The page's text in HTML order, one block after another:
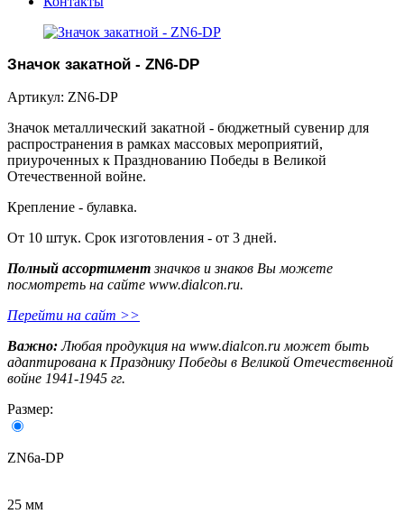
Значок закатной - ZN6-DP
Артикул: ZN6-DP
Значок металлический закатной - бюджетный сувенир для
распространения в рамках массовых мероприятий,
приуроченных к Празднованию Победы в Великой
Отечественной войне.
Крепление - булавка.
От 10 штук. Срок изготовления - от 3 дней.
Полный ассортиментзначков и знаков Вы можете
посмотреть на сайте www.dialcon.ru.
Перейти на сайт >>
Важно:Любая продукция на www.dialcon.ru может быть
адаптирована к Празднику Победы в Великой Отечественной
войне 1941-1945 гг.
Размер:
ZN6a-DP
25 мм